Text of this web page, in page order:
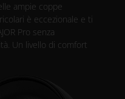
ampie coppe
è eccezionale e ti
Pro senza
Un livello di comfort